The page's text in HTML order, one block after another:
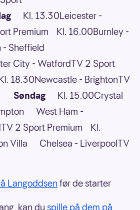
Kl. 13.30Leicester -
Premium Kl. 16.00Burnley -
Sheffield
City - WatfordTV 2 Sport
18.30Newcastle - BrightonTV
SøndagKl. 15.00Crystal
West Ham -
2 Sport Premium Kl.
Villa Chelsea - LiverpoolTV
Langoddsen før de starter
kan du spille på dem på